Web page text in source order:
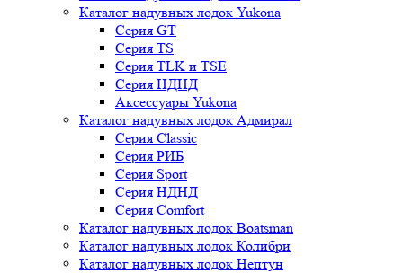
Каталог надувных лодок Yukona
Серия GT
Серия TS
Серия TLK и TSE
Серия НДНД
Аксессуары Yukona
Каталог надувных лодок Адмирал
Серия Classic
Серия РИБ
Серия Sport
Серия НДНД
Серия Comfort
Каталог надувных лодок Boatsman
Каталог надувных лодок Колибри
Каталог надувных лодок Нептун